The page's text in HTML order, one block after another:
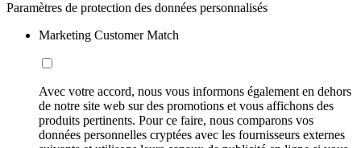
Paramètres de protection des données personnalisés
Marketing Customer Match
Avec votre accord, nous vous informons également en dehors
de notre site web sur des promotions et vous affichons des
produits pertinents. Pour ce faire, nous comparons vos
données personnelles cryptées avec les fournisseurs externes